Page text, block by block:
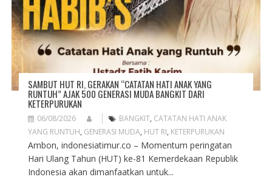
N
SAMBUT HUT RI, GERAKAN “CATATAN HATI ANAK YANG
RUNTUH” AJAK 500 GENERASI MUDA BANGKIT DARI
KETERPURUKAN
06/08/2026 BANGKIT, CATATAN HATI ANAK
YANG RUNTUH, GENERASI MUDA, HUT RI, KETERPURUKAN
Ambon, indonesiatimur.co – Momentum peringatan
Hari Ulang Tahun (HUT) ke-81 Kemerdekaan Republik
Indonesia akan dimanfaatkan untuk...